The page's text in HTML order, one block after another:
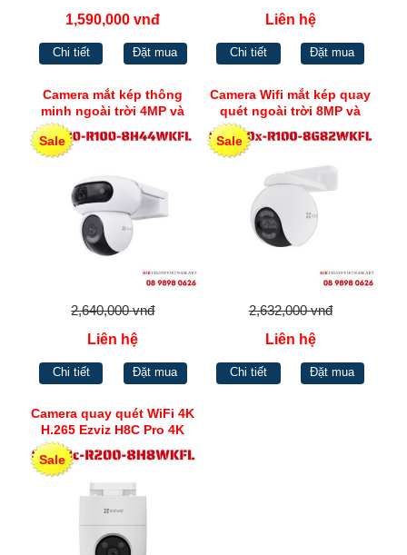
1,590,000 vnđ
Chi tiết Đặt mua
Liên hệ
Chi tiết Đặt mua
Camera mắt kép thông
minh ngoài trời 4MP và
Sale
2,640,000 vnđ
Liên hệ
Chi tiết Đặt mua
Camera Wifi mắt kép quay
quét ngoài trời 8MP và
2MP Ezviz H80x
Sale
2,632,000 vnđ
Liên hệ
Chi tiết Đặt mua
Camera quay quét WiFi 4K
H.265 Ezviz H8C Pro 4K
Sale